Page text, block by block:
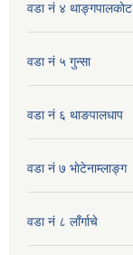
वडा नं ४ थाङ्गपालकाेट
वडा नं ५ गुन्सा
वडा नं ६ थाङपालधाप
वडा नं ७ भाेटेनाम्लाङ्ग
वडा नं ८ लाँर्गाचे